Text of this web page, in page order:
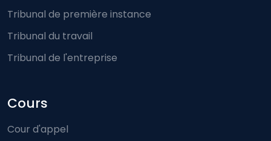
Tribunal de première instance
Tribunal du travail
Tribunal de l'entreprise
Cours
Cour d'appel